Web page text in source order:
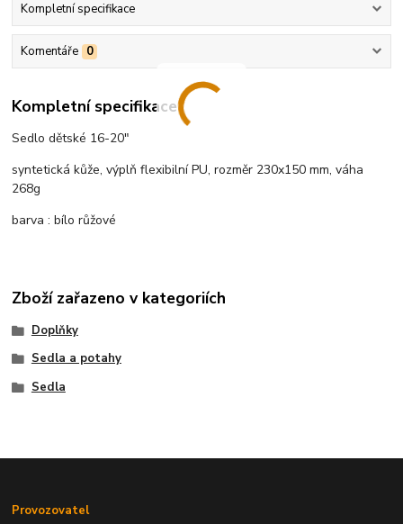
Kompletní specifikace
Komentáře 0
Kompletní specifikace
Sedlo dětské 16-20"
syntetická kůže, výplň flexibilní PU, rozměr 230x150 mm, váha
268g
barva : bílo růžové
Zboží zařazeno v kategoriích
Doplňky
Sedla a potahy
Sedla
Provozovatel